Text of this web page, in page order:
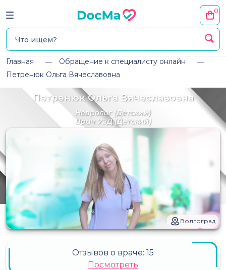
0
Главная
Обращение к специалисту онлайн
Петренюк Ольга Вячеславовна
Петренюк Ольга Вячеславовна
Невролог(Детский)
Врач УЗД(Детский)
Волгоград
Отзывов о враче: 15
Посмотреть